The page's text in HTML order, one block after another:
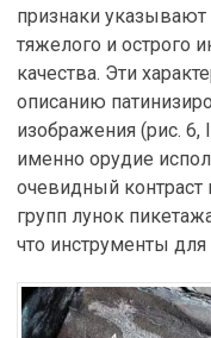
признаки
тяжелого и острого
качества. Эти
описанию
изображения (рис. 6,
именно орудие
очевидный
групп лунок
что инструменты